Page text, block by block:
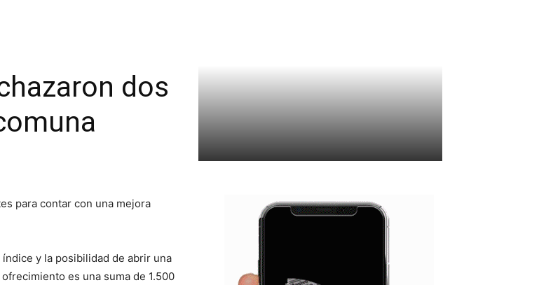
dos
para contar con una mejora
y la posibilidad de abrir una
es una suma de 1.500